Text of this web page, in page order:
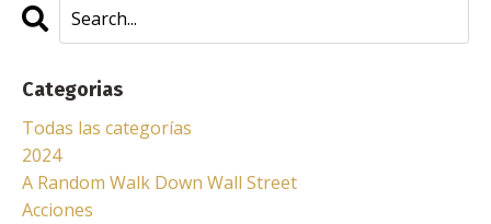
Categorias
Todas las categorías
2024
A Random Walk Down Wall Street
Acciones